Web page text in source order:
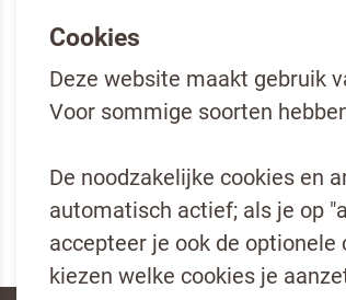
Cookies
Deze website maakt gebruik
Voor sommige soorten
De noodzakelijke cookies en
automatisch actief; als je op
accepteer je ook de
kiezen welke cookies je